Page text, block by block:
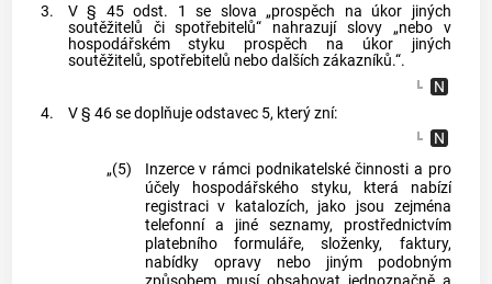
3.
V § 45 odst. 1 se slova „prospěch na úkor jiných
soutěžitelů či spotřebitelů“ nahrazují slovy „nebo v
hospodářském styku prospěch na úkor jiných
soutěžitelů, spotřebitelů nebo dalších zákazníků.“.
4. V § 46 se doplňuje odstavec 5, který zní:
„(5)
Inzerce v rámci podnikatelské činnosti a pro
účely hospodářského styku, která nabízí
registraci v katalozích, jako jsou zejména
telefonní a jiné seznamy, prostřednictvím
platebního formuláře, složenky, faktury,
nabídky opravy nebo jiným podobným